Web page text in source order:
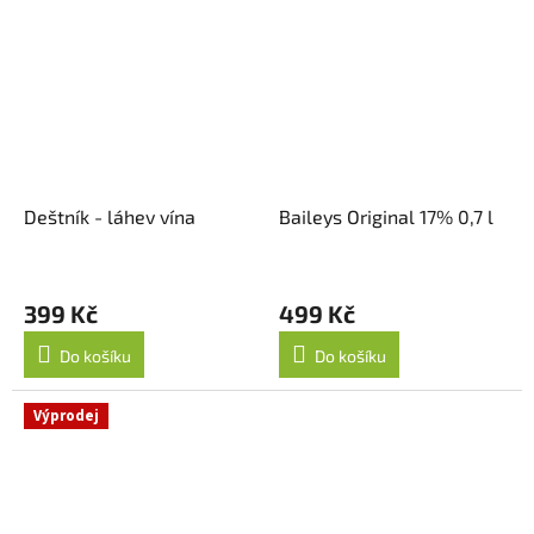
Deštník - láhev vína
399 Kč
Do košíku
Baileys Original 17% 0,7 l
499 Kč
Do košíku
Výprodej